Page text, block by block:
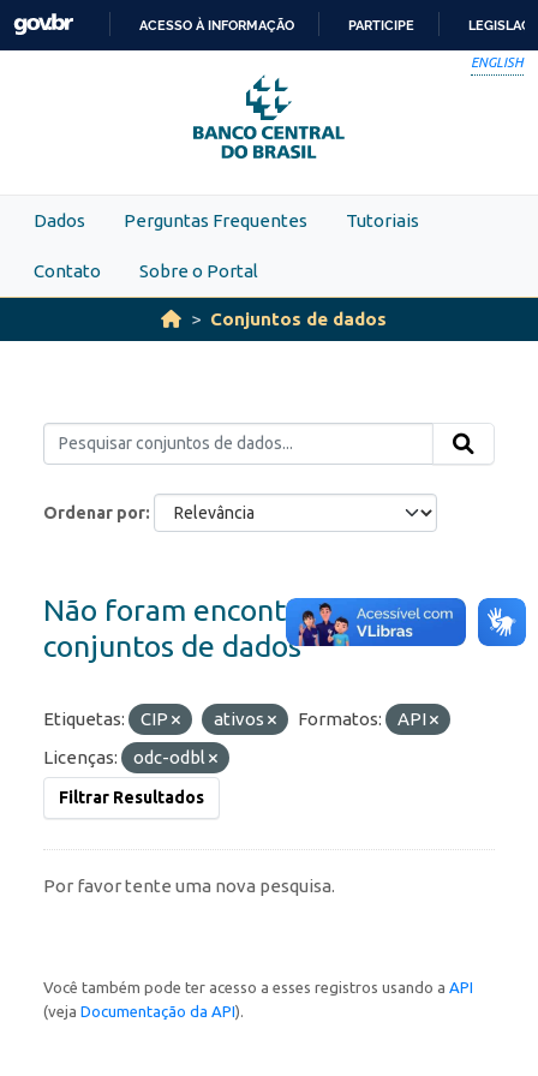
Skip to main content
PARA
O
CONTEÚDO
ACESSO À INFORMAÇÃO PARTICIPE
ENGLISH
Dados Perguntas Frequentes Tutoriais
Contato Sobre o Portal
Conjuntos de dados
Ordenar por
Não foram encontrados
conjuntos de dados
Etiquetas: CIP ativos Formatos:
API
Licenças:
odc-odbl
Filtrar Resultados
Por favor tente uma nova pesquisa.
Você também pode ter acesso a esses registros usando a API
(veja Documentação da API).